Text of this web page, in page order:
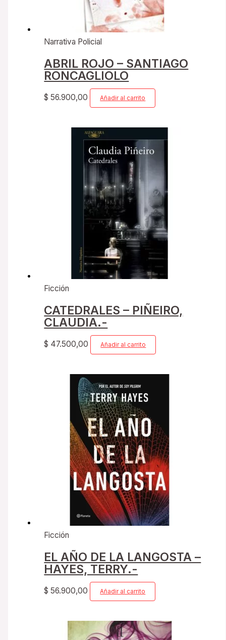
Narrativa Policial
ABRIL ROJO – SANTIAGO
RONCAGLIOLO
$ 56.900,00 Añadir al carrito
Ficción
CATEDRALES – PIÑEIRO,
CLAUDIA.-
$ 47.500,00 Añadir al carrito
Ficción
EL AÑO DE LA LANGOSTA –
HAYES, TERRY.-
$ 56.900,00 Añadir al carrito